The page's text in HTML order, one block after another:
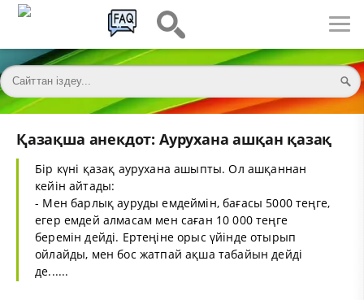
Қазақша анекдот: Аурухана ашқан қазақ
Бір күні қазақ аурухана ашыпты. Ол ашқаннан
кейін айтады:
- Мен барлық ауруды емдеймін, бағасы 5000 теңге,
егер емдей алмасам мен саған 10 000 теңге
беремін дейді. Ертеңіне орыс үйінде отырып
ойлайды, мен бос жатпай ақша табайын дейді
де......